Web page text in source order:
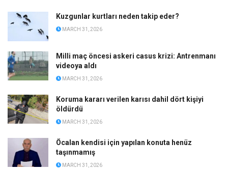
Kuzgunlar kurtları neden takip eder?
MARCH 31, 2026
Milli maç öncesi askeri casus krizi: Antrenmanı
videoya aldı
MARCH 31, 2026
Koruma kararı verilen karısı dahil dört kişiyi
öldürdü
MARCH 31, 2026
Öcalan kendisi için yapılan konuta henüz
taşınmamış
MARCH 31, 2026